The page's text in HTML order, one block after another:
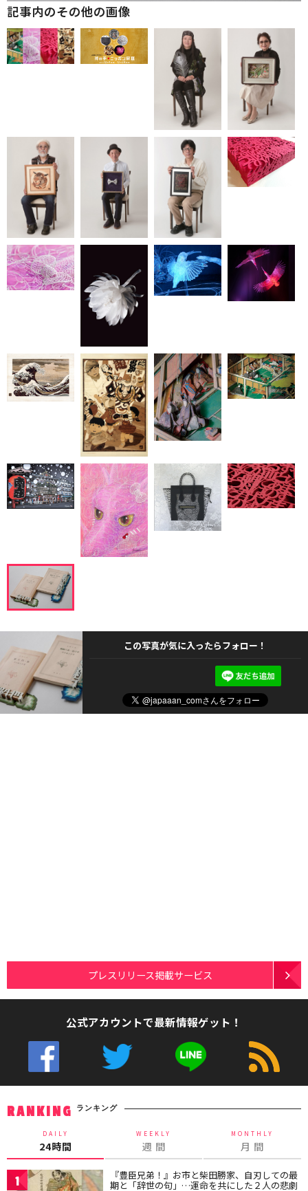
記事内のその他の画像
この写真が気に入ったらフォロー！
プレスリリース掲載サービス
公式アカウントで最新情報ゲット！
RANKING ランキング
DAILY
24時間
WEEKLY
週 間
MONTHLY
月 間
1 『豊臣兄弟！』お市と柴田勝家、自刃しての最
期と「辞世の句」…運命を共にした２人の悲劇